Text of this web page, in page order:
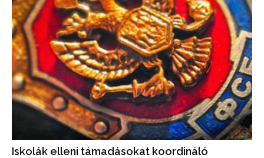
Iskolák elleni támadásokat koordináló